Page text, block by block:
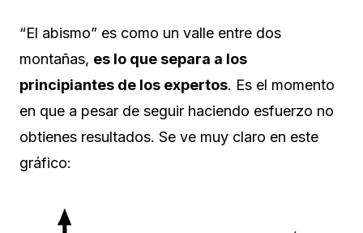
“El abismo” es como un valle entre dos
montañas, es lo que separa a los
principiantes de los expertos. Es el momento
en que a pesar de seguir haciendo esfuerzo no
obtienes resultados. Se ve muy claro en este
gráfico: